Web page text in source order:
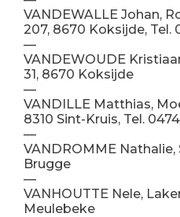
VANDEWALLE Johan,
207, 8670 Koksijde, Tel.
—
VANDEWOUDE
31, 8670 Koksijde
—
VANDILLE Matthias,
8310 Sint-Kruis, Tel.
—
VANDROMME
Brugge
—
VANHOUTTE Nele,
Meulebeke